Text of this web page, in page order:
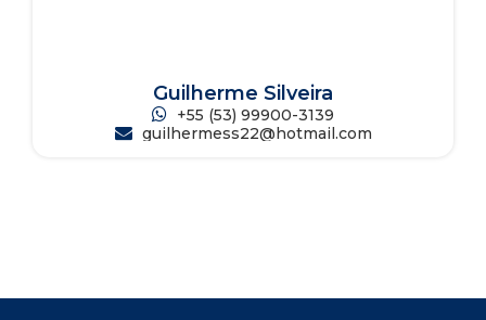
Guilherme Silveira
+55 (53) 99900-3139
guilhermess22@hotmail.com